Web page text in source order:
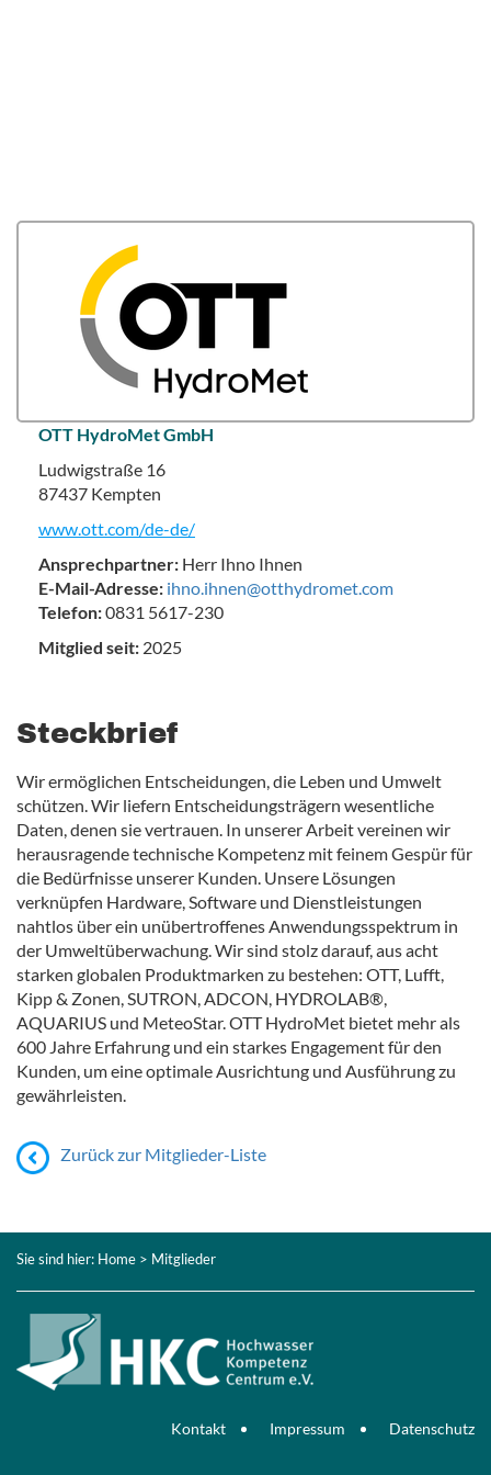
OTT HydroMet GmbH
Ludwigstraße 16
87437 Kempten
www.ott.com/de-de/
Ansprechpartner: Herr Ihno Ihnen
E-Mail-Adresse: ihno.ihnen@otthydromet.com
Telefon:0831 5617-230
Mitglied seit: 2025
Steckbrief
Wir ermöglichen Entscheidungen, die Leben und Umwelt
schützen. Wir liefern Entscheidungsträgern wesentliche
Daten, denen sie vertrauen. In unserer Arbeit vereinen wir
herausragende technische Kompetenz mit feinem Gespür für
die Bedürfnisse unserer Kunden. Unsere Lösungen
verknüpfen Hardware, Software und Dienstleistungen
nahtlos über ein unübertroffenes Anwendungsspektrum in
der Umweltüberwachung. Wir sind stolz darauf, aus acht
starken globalen Produktmarken zu bestehen: OTT, Lufft,
Kipp & Zonen, SUTRON, ADCON, HYDROLAB®,
AQUARIUS und MeteoStar. OTT HydroMet bietet mehr als
600 Jahre Erfahrung und ein starkes Engagement für den
Kunden, um eine optimale Ausrichtung und Ausführung zu
gewährleisten.
Zurück zur Mitglieder-Liste
Sie sind hier: Home > Mitglieder
Kontakt Impressum Datenschutz